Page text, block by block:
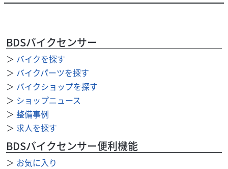
ヤマハ
YZF-R3A 車検残有り
本体価格: 34.80万円
数ある車両の中より、ご覧いただきありがとうございま
す。 ★期間限定！半額配送キャンペーン実施！詳しくはお
問い合わせ下さいませ！！ ●店舗評価...
BDSバイクセンサー
＞ バイクを探す
＞ バイクパーツを探す
＞ バイクショップを探す
＞ ショップニュース
＞ 整備事例
＞ 求人を探す
BDSバイクセンサー便利機能
＞ お気に入り